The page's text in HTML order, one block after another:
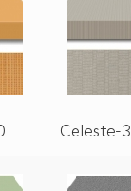
Celeste-